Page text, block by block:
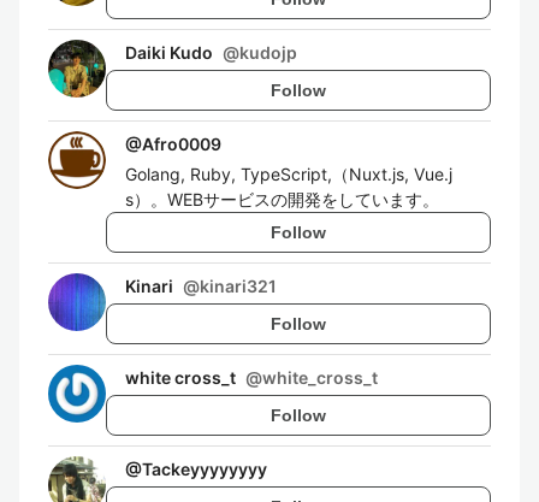
Daiki Kudo @kudojp
Follow
@Afro0009
Golang, Ruby, TypeScript,（Nuxt.js, Vue.j
s）。WEBサービスの開発をしています。
Follow
Kinari @kinari321
Follow
white cross_t @white_cross_t
Follow
@Tackeyyyyyyyy